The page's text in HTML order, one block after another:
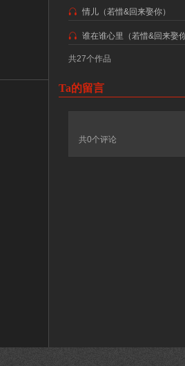
情儿（若惜&回来娶你）
谁在谁心里（若惜&回来娶
共27个作品
Ta的留言
共0个评论